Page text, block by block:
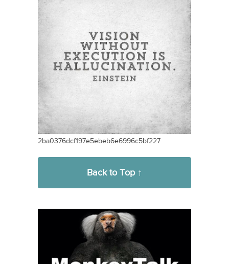
2ba0376dcf197e5ebeb6e6996c5bf227
Back to Top ↑